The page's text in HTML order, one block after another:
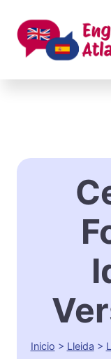
contenido
Inicio > Lleida >